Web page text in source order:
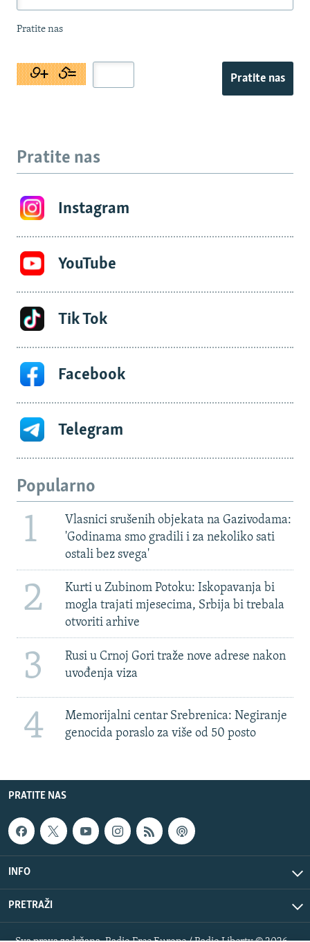
Pratite nas
Pratite nas
Pratite nas
Instagram
YouTube
Tik Tok
Facebook
Telegram
Popularno
1
Vlasnici srušenih objekata na Gazivodama:
'Godinama smo gradili i za nekoliko sati
ostali bez svega'
2
Kurti u Zubinom Potoku: Iskopavanja bi
mogla trajati mjesecima, Srbija bi trebala
otvoriti arhive
3
Rusi u Crnoj Gori traže nove adrese nakon
uvođenja viza
4
Memorijalni centar Srebrenica: Negiranje
genocida poraslo za više od 50 posto
PRATITE NAS
INFO
PRETRAŽI